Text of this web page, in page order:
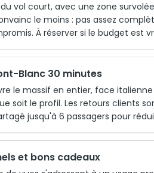
vol court, avec une zone
le moins : pas assez
À réserver si le budget est
Blanc 30 minutes
le massif en entier, face
soit le profil. Les retours clients
jusqu'à 6 passagers pour
et bons cadeaux